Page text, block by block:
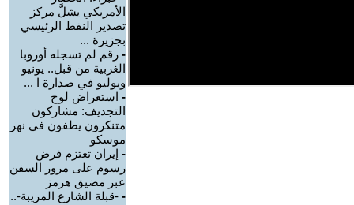
الأمريكي يشلَّ مركز
تصدير النفط الرئيسي
بجزيرة ...
- رقم لم تسجله أوروبا
الغربية من قبل.. يونيو
ويوليو في صدارة ا ...
- استعراض لوح
التجديف: مشاركون
متنكرون يطفون في نهر
موسكو
- إيران تعتزم فرض
رسوم على مرور السفن
عبر مضيق هرمز
- -قبلة الشارع المريبة-..